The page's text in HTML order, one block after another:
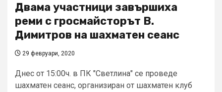
Двама участници завършиха
реми с гросмайсторът В.
Димитров на шахматен сеанс
29 февруари, 2020
Днес от 15:00ч. в ПК "Светлина" се проведе
шахматен сеанс, организиран от шахматен клуб